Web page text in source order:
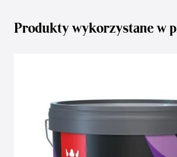
Produkty wykorzystane w